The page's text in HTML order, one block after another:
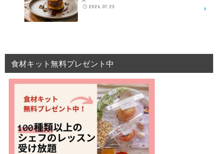
2026.07.25
食材キット無料プレゼント中